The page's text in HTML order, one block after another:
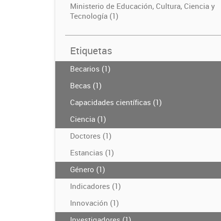
Ministerio de Educación, Cultura, Ciencia y
Tecnología (1)
Etiquetas
Becarios (1)
Becas (1)
Capacidades científicas (1)
Ciencia (1)
Doctores (1)
Estancias (1)
Género (1)
Indicadores (1)
Innovación (1)